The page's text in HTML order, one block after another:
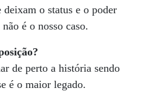
deixam o status e o poder
é o nosso caso.
de perto a história sendo
é o maior legado.